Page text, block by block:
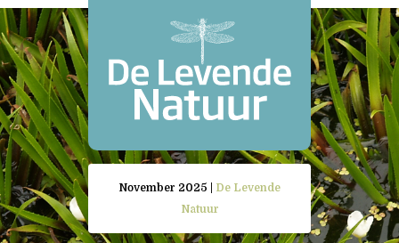
November 2025 | De Levende
Natuur